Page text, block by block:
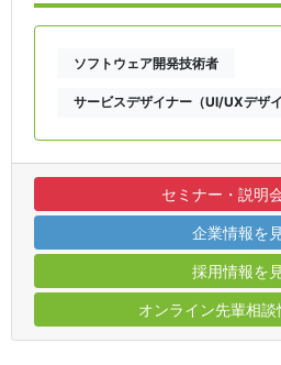
ソフトウェア開発技術者
サービスデザイナー（UI/UXデザイ
セミナー・説明
企業情報を
採用情報を
オンライン先輩相談